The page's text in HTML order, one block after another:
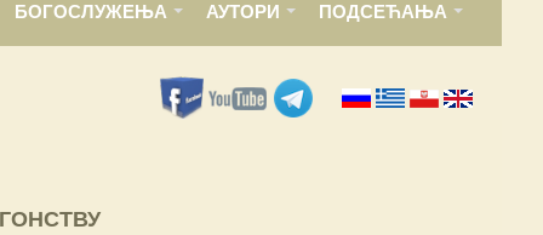
БОГОСЛУЖЕЊА АУТОРИ ПОДСЕЋАЊА